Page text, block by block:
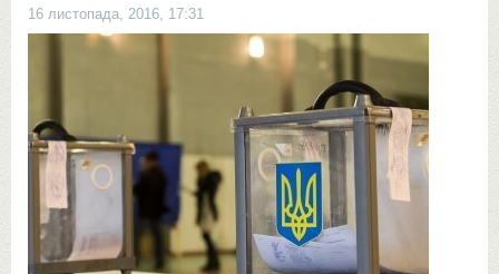
16 листопада, 2016, 17:31